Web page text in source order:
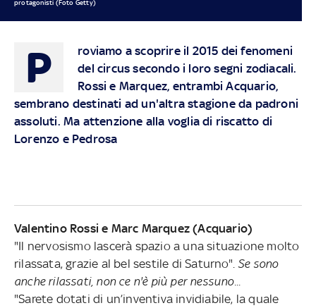
protagonisti (Foto Getty)
P
roviamo a scoprire il 2015 dei fenomeni
del circus secondo i loro segni zodiacali.
Rossi e Marquez, entrambi Acquario,
sembrano destinati ad un'altra stagione da padroni
assoluti. Ma attenzione alla voglia di riscatto di
Lorenzo e Pedrosa
Valentino Rossi e Marc Marquez (Acquario)
"Il nervosismo lascerà spazio a una situazione molto
rilassata, grazie al bel sestile di Saturno".Se sono
anche rilassati, non ce n'è più per nessuno...
"Sarete dotati di un’inventiva invidiabile, la quale